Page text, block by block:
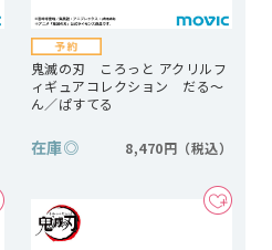
鬼滅の刃 ころっと アクリルフ
ィギュアコレクション だる～
ん／ぱすてる
在庫◎ 8,470円